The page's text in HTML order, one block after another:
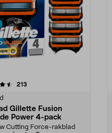
213
Gillette Fusion
Power 4-pack
Cutting Force-rakblad
4.5av 5 stjärnor